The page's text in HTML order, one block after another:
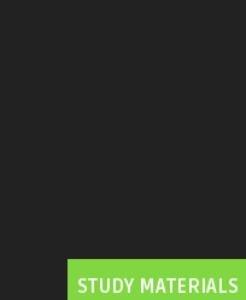
STUDY MATERIALS